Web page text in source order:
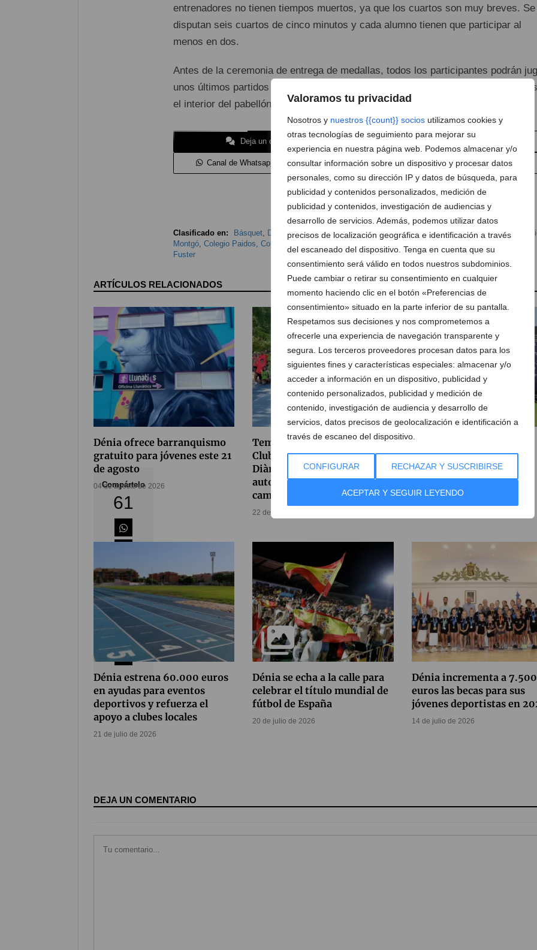
Valoramos tu privacidad
Nosotros y nuestros {{count}} socios utilizamos cookies y
otras tecnologías de seguimiento para mejorar su
experiencia en nuestra página web. Podemos almacenar y/o
consultar información sobre un dispositivo y procesar datos
personales, como su dirección IP y datos de búsqueda, para
publicidad y contenidos personalizados, medición de
publicidad y contenidos, investigación de audiencias y
desarrollo de servicios. Además, podemos utilizar datos
precisos de localización geográfica e identificación a través
del escaneado del dispositivo. Tenga en cuenta que su
consentimiento será válido en todos nuestros subdominios.
Puede cambiar o retirar su consentimiento en cualquier
momento haciendo clic en el botón «Preferencias de
consentimiento» situado en la parte inferior de su pantalla.
Respetamos sus decisiones y nos comprometemos a
ofrecerle una experiencia de navegación transparente y
segura. Los terceros proveedores procesan datos para los
siguientes fines y características especiales: almacenar y/o
acceder a información en un dispositivo, publicidad y
contenido personalizados, publicidad y medición de
contenido, investigación de audiencia y desarrollo de
servicios, datos precisos de geolocalización e identificación a
través de escaneo del dispositivo.
CONFIGURAR RECHAZAR Y SUSCRIBIRSE
ACEPTAR Y SEGUIR LEYENDO
Compártelo
61
Coméntalo
0
entrenadores no tienen tiempos muertos, ya que los cuartos son muy breves. Se
disputan seis cuartos de cinco minutos y cada alumno tienen que participar al
menos en dos.
Antes de la ceremonia de entrega de medallas, todos los participantes podrán
unos últimos partidos muy especiales. Para ello se han dispuesto de cinco
el interior del pabellón
Deja un comentario Suscríbete a la newsletter
Canal de Whatsapp Anúnciate en Dénia.com Envía tu noticia
Clasificado en: Básquet, Deportes,Colegio Alfa amp Omega,Colegio Llebeig,Colegio Maristas,
Montgó, Colegio Paidos Colegio Vessanes
Fuster
ARTÍCULOS RELACIONADOS
Dénia ofrece barranquismo
gratuito para jóvenes este 21
de agosto
04 de agosto de 2026
Temporada histórica para el
Club de Atletismo Baleària
Diànium: logros nacionales,
autonómicos y récord en su
campus
22 de julio de 2026
Hito histórico del Club
Natació Dénia en el
Campeonato de España
Infantil
Dénia estrena 60.000 euros
en ayudas para eventos
deportivos y refuerza el
apoyo a clubes locales
21 de julio de 2026
Dénia se echa a la calle para
celebrar el título mundial de
fútbol de España
20 de julio de 2026
Dénia incrementa a 7.500
euros las becas para sus
jóvenes deportistas en
14 de julio de 2026
DEJA UN COMENTARIO